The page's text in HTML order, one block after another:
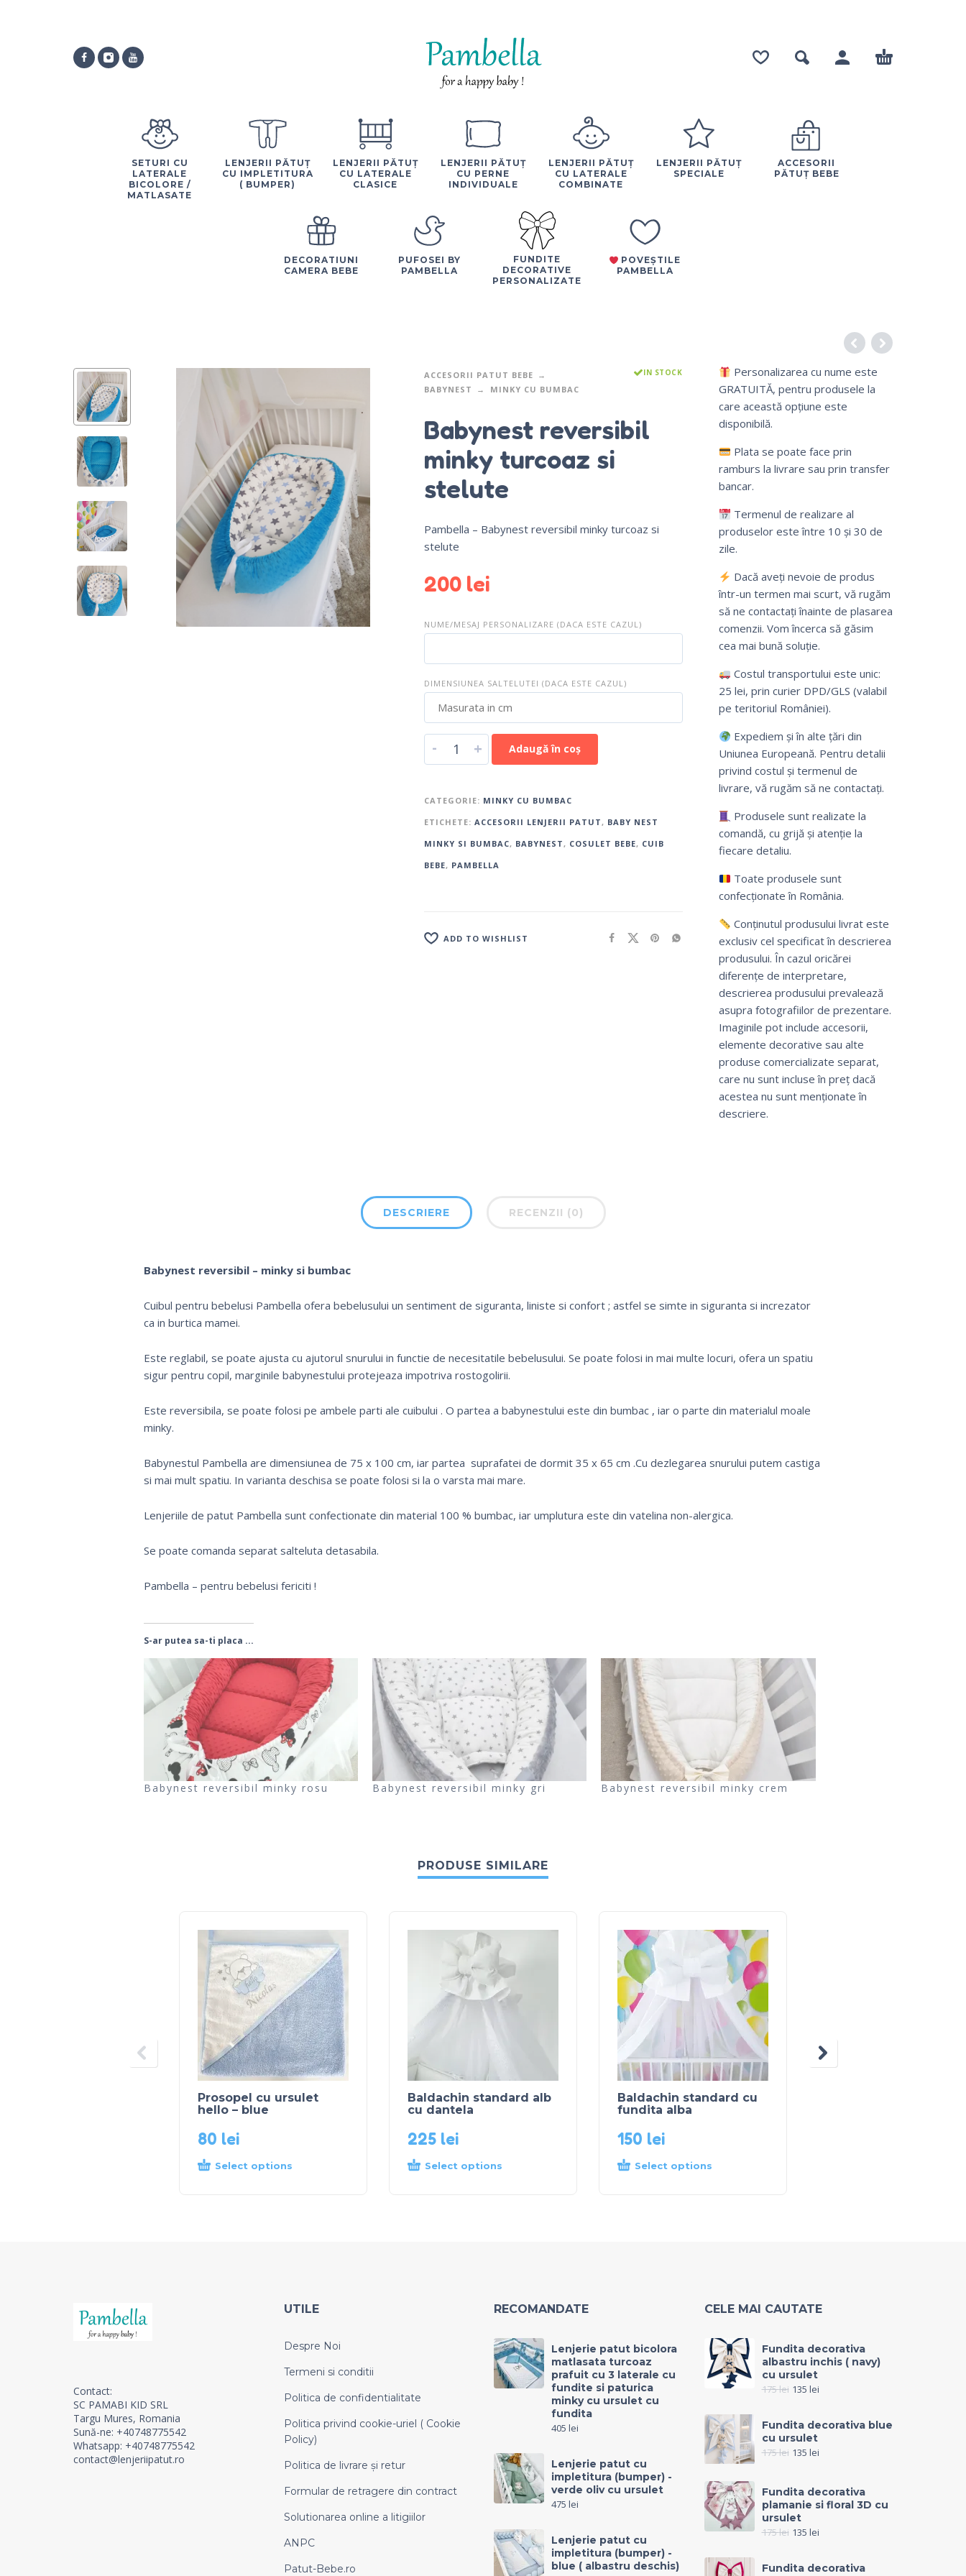
SETURI CU
LATERALE
BICOLORE /
MATLASATE
LENJERII PĂTUȚ
CU IMPLETITURA
( BUMPER)
LENJERII PĂTUȚ
CU LATERALE
CLASICE
LENJERII PĂTUȚ
CU PERNE
INDIVIDUALE
LENJERII PĂTUȚ
CU LATERALE
COMBINATE
LENJERII PĂTUȚ
SPECIALE
ACCESORII
PĂTUȚ BEBE
DECORATIUNI
CAMERA BEBE
PUFOSEI BY
PAMBELLA
FUNDITE
DECORATIVE
PERSONALIZATE
POVEȘTILE
PAMBELLA
ACCESORII PATUT BEBE
BABYNEST
MINKY CU BUMBAC
IN STOCK
Babynest reversibil
minky turcoaz si
stelute
Pambella – Babynest reversibil minky turcoaz si
stelute
200 lei
NUME/MESAJ PERSONALIZARE (DACA ESTE CAZUL)
DIMENSIUNEA SALTELUTEI (DACA ESTE CAZUL)
- + Adaugă în coș
CATEGORIE: MINKY CU BUMBAC
ETICHETE: ACCESORII LENJERII PATUT , BABY NEST
MINKY SI BUMBAC, BABYNEST , COSULET BEBE, CUIB
BEBE, PAMBELLA
ADD TO WISHLIST
Personalizarea cu nume este
GRATUITĂ, pentru produsele la
care această opțiune este
disponibilă.
Plata se poate face prin
ramburs la livrare sau prin transfer
bancar.
Termenul de realizare al
produselor este între 10 și 30 de
zile.
Dacă aveți nevoie de produs
într-un termen mai scurt, vă rugăm
să ne contactați înainte de plasarea
comenzii. Vom încerca să găsim
cea mai bună soluție.
Costul transportului este unic:
25 lei, prin curier DPD/GLS (valabil
pe teritoriul României).
Expediem și în alte țări din
Uniunea Europeană. Pentru detalii
privind costul și termenul de
livrare, vă rugăm să ne contactați.
Produsele sunt realizate la
comandă, cu grijă și atenție la
fiecare detaliu.
Toate produsele sunt
confecționate în România.
Conținutul produsului livrat este
exclusiv cel specificat în descrierea
produsului. În cazul oricărei
diferențe de interpretare,
descrierea produsului prevalează
asupra fotografiilor de prezentare.
Imaginile pot include accesorii,
elemente decorative sau alte
produse comercializate separat,
care nu sunt incluse în preț dacă
acestea nu sunt menționate în
descriere.
DESCRIERE RECENZII (0)
Babynest reversibil – minky si bumbac
Cuibul pentru bebelusi Pambella ofera bebelusului un sentiment de siguranta, liniste si confort ; astfel se simte in siguranta si increzator
ca in burtica mamei.
Este reglabil, se poate ajusta cu ajutorul snurului in functie de necesitatile bebelusului. Se poate folosi in mai multe locuri, ofera un spatiu
sigur pentru copil, marginile babynestului protejeaza impotriva rostogolirii.
Este reversibila, se poate folosi pe ambele parti ale cuibului . O partea a babynestului este din bumbac , iar o parte din materialul moale
minky.
Babynestul Pambella are dimensiunea de 75 x 100 cm, iar partea suprafatei de dormit 35 x 65 cm .Cu dezlegarea snurului putem castiga
si mai mult spatiu. In varianta deschisa se poate folosi si la o varsta mai mare.
Lenjeriile de patut Pambella sunt confectionate din material 100 % bumbac, iar umplutura este din vatelina non-alergica.
Se poate comanda separat salteluta detasabila.
Pambella – pentru bebelusi fericiti !
S-ar putea sa-ti placa ...
Babynest reversibil minky rosu Babynest reversibil minky gri Babynest reversibil minky crem
PRODUSE SIMILARE
Prosopel cu ursulet
hello – blue
80 lei
Select options
Baldachin standard alb
cu dantela
225 lei
Select options
Baldachin standard cu
fundita alba
150 lei
Select options
Contact:
SC PAMABI KID SRL
Targu Mures, Romania
Sună-ne: +40748775542
Whatsapp: +40748775542
contact@lenjeriipatut.ro
UTILE
Despre Noi
Termeni si conditii
Politica de confidentialitate
Politica privind cookie-uriel ( Cookie
Policy)
Politica de livrare și retur
Formular de retragere din contract
Solutionarea online a litigiilor
ANPC
Patut-Bebe.ro
RECOMANDATE
Lenjerie patut bicolora
matlasata turcoaz
prafuit cu 3 laterale cu
fundite si paturica
minky cu ursulet cu
fundita
405 lei
Lenjerie patut cu
impletitura (bumper) -
verde oliv cu ursulet
475 lei
Lenjerie patut cu
impletitura (bumper) -
blue ( albastru deschis)
CELE MAI CAUTATE
Fundita decorativa
albastru inchis ( navy)
cu ursulet
175lei 135 lei
Fundita decorativa blue
cu ursulet
175lei 135 lei
Fundita decorativa
plamanie si floral 3D cu
ursulet
175lei 135 lei
Fundita decorativa